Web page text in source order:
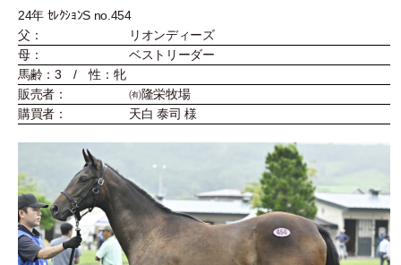
24年 ｾﾚｸｼｮﾝS no.454
父：
リオンディーズ
母：
ベストリーダー
馬齢：3 / 性：牝
販売者：
㈲隆栄牧場
購買者：
天白 泰司 様